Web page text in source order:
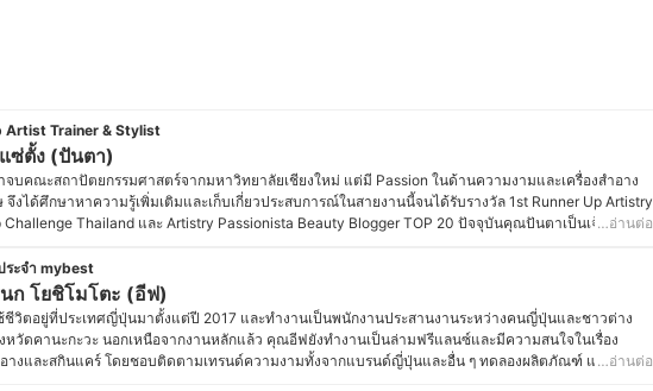
Artist Trainer & Stylist
ซ่ตั้ง (ปันตา)
บคณะสถาปัตยกรรมศาสตร์จากมหาวิทยาลัยเชียงใหม่ แต่มี Passion ในด้านความงามและเครื่องสำอาง
จึงได้ศึกษาหาความรู้เพิ่มเติมและเก็บเกี่ยวประสบการณ์ในสายงานนี้จนได้รับรางวัล 1st Runner Up Artistry
Challenge Thailand และ Artistry Passionista Beauty Blogger TOP 20 ปัจจุบันคุณปันตาเป็นเจ้าของสตู
แต่งหน้าให้กับองค์กรเอกชนและหน่วยงานราชการมากมาย นอกจากนี้ ยังมีความรู้ในด้าน Stylist จนได้รับ
างใจให้ทำงานกับผู้บริหารระดับสูงในองค์กรชื่อดังอีกด้วย หากกล่าวถึงด้านความสวยความงามแล้ว คุณปัน
าทุกคนมีความงามในแบบฉบับของตัวเอง เครื่องสำอางเป็นเพียงแค่สิ่งที่ดึงเสน่ห์ของแต่ละคนออกมาให้โดด
นเท่านั้น และความเชื่อนี้จึงเป็นแรงบันดาลใจในการสอนแต่งหน้าให้กับนักเรียนของตนเอง เพื่อให้ออกมา
บบฉบับที่ยังมีความเป็นตัวเองอยู่ แต่เป็นตัวเองในเวอร์ชันที่ดีขึ้นนั่นเอง
…อ่านต่อ
ระจำ mybest
ก โยชิโมโตะ (อีฟ)
วิตอยู่ที่ประเทศญี่ปุ่นมาตั้งแต่ปี 2017 และทำงานเป็นพนักงานประสานงานระหว่างคนญี่ปุ่นและชาวต่าง
หวัดคานะกะวะ นอกเหนือจากงานหลักแล้ว คุณอีฟยังทำงานเป็นล่ามฟรีแลนซ์และมีความสนใจในเรื่อง
อางและสกินแคร์ โดยชอบติดตามเทรนด์ความงามทั้งจากแบรนด์ญี่ปุ่นและอื่น ๆ ทดลองผลิตภัณฑ์ และอ่าน
…อ่านต่อ